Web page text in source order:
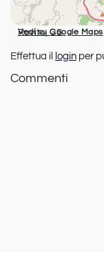
Rovito, CS
Vedi su Google Maps
Effettua il login per
Commenti